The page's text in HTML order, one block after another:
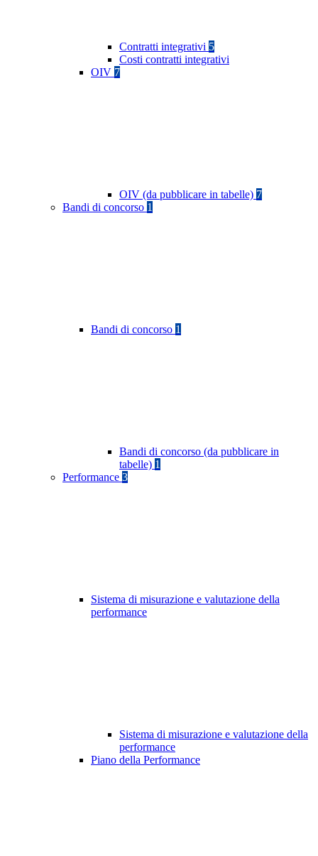
Contratti integrativi 5
Costi contratti integrativi
OIV 7
OIV (da pubblicare in tabelle) 7
Bandi di concorso 1
Bandi di concorso 1
Bandi di concorso (da pubblicare in
tabelle) 1
Performance 3
Sistema di misurazione e valutazione della
performance
Sistema di misurazione e valutazione della
performance
Piano della Performance